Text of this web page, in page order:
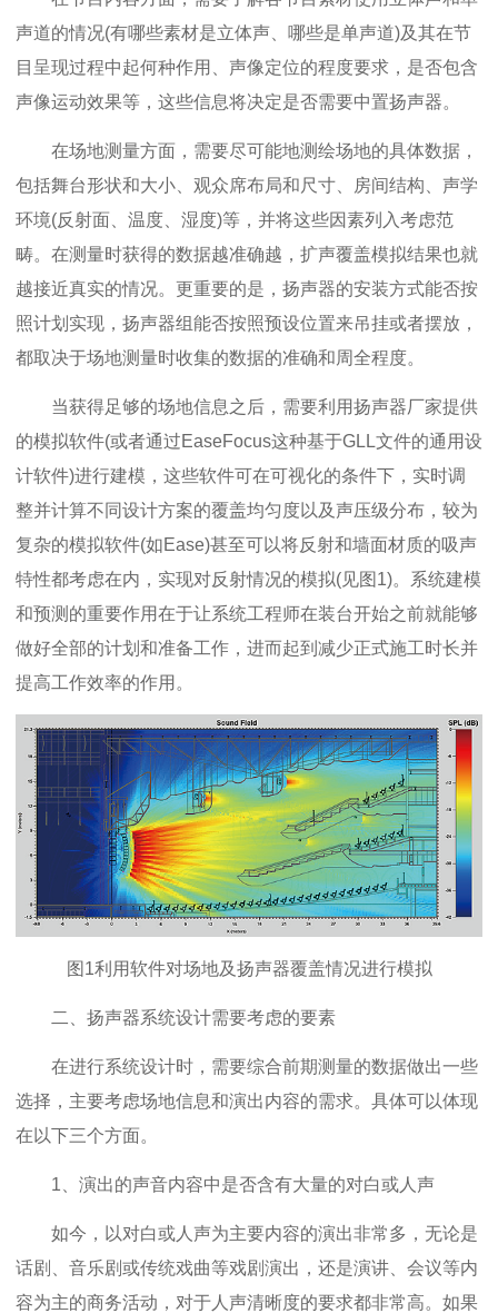
声道的情况(有哪些素材是立体声、哪些是单声道)及其在节
目呈现过程中起何种作用、声像定位的程度要求，是否包含
声像运动效果等，这些信息将决定是否需要中置扬声器。
在场地测量方面，需要尽可能地测绘场地的具体数据，
包括舞台形状和大小、观众席布局和尺寸、房间结构、声学
环境(反射面、温度、湿度)等，并将这些因素列入考虑范
畴。在测量时获得的数据越准确越，扩声覆盖模拟结果也就
越接近真实的情况。更重要的是，扬声器的安装方式能否按
照计划实现，扬声器组能否按照预设位置来吊挂或者摆放，
都取决于场地测量时收集的数据的准确和周全程度。
当获得足够的场地信息之后，需要利用扬声器厂家提供
的模拟软件(或者通过EaseFocus这种基于GLL文件的通用设
计软件)进行建模，这些软件可在可视化的条件下，实时调
整并计算不同设计方案的覆盖均匀度以及声压级分布，较为
复杂的模拟软件(如Ease)甚至可以将反射和墙面材质的吸声
特性都考虑在内，实现对反射情况的模拟(见图1)。系统建模
和预测的重要作用在于让系统工程师在装台开始之前就能够
做好全部的计划和准备工作，进而起到减少正式施工时长并
提高工作效率的作用。
图1利用软件对场地及扬声器覆盖情况进行模拟
二、扬声器系统设计需要考虑的要素
在进行系统设计时，需要综合前期测量的数据做出一些
选择，主要考虑场地信息和演出内容的需求。具体可以体现
在以下三个方面。
1、演出的声音内容中是否含有大量的对白或人声
如今，以对白或人声为主要内容的演出非常多，无论是
话剧、音乐剧或传统戏曲等戏剧演出，还是演讲、会议等内
容为主的商务活动，对于人声清晰度的要求都非常高。如果